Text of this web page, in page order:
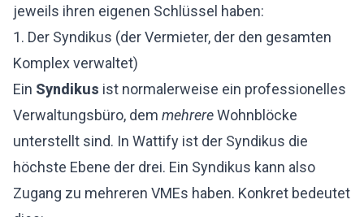
jeweils ihren eigenen Schlüssel haben:
1. Der Syndikus (der Vermieter, der den gesamten
Komplex verwaltet)
Ein Syndikus ist normalerweise ein professionelles
Verwaltungsbüro, dem mehrereWohnblöcke
unterstellt sind. In Wattify ist der Syndikus die
höchste Ebene der drei. Ein Syndikus kann also
Zugang zu mehreren VMEs haben. Konkret bedeutet